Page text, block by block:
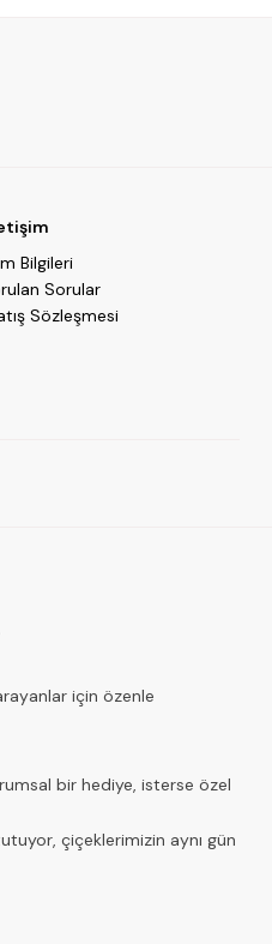
Bilgileri
Sorular
Sözleşmesi
için özenle
bir hediye, isterse özel
çiçeklerimizin aynı gün